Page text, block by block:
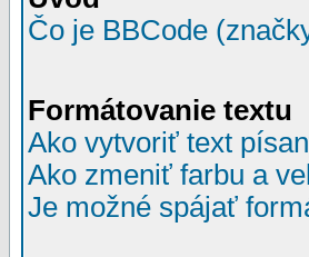
Čo je BBCode
Formátovanie textu
Ako vytvoriť text
Ako zmeniť farbu a
Je možné spájať